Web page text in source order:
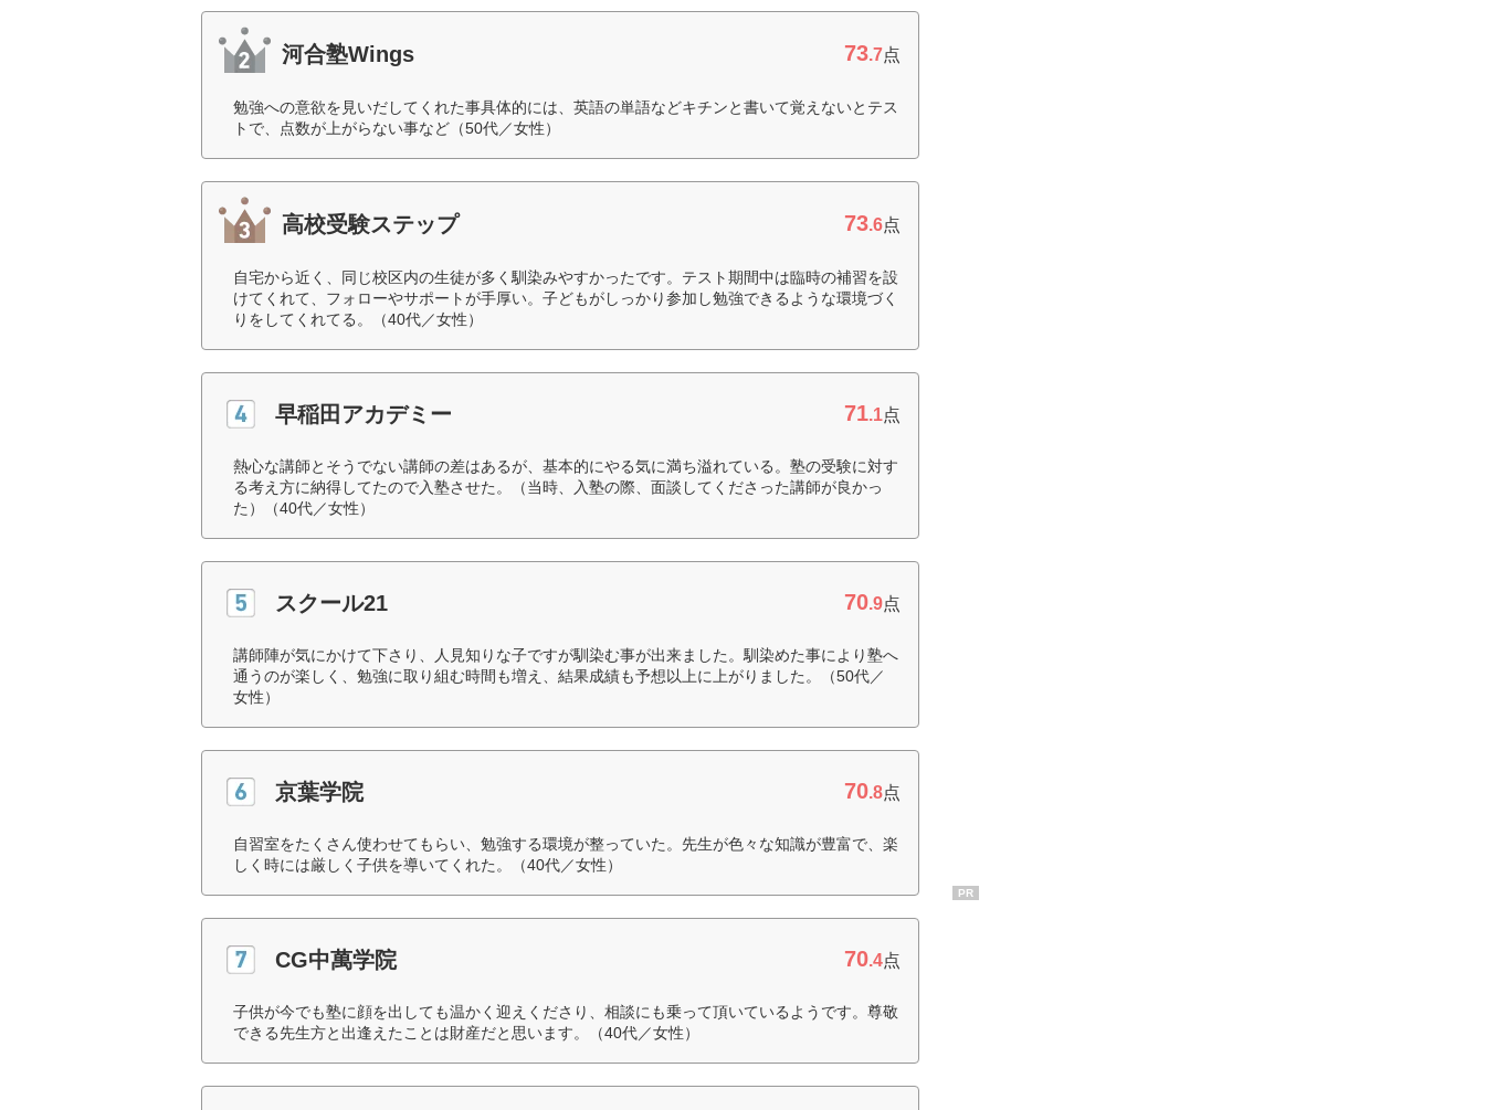
河合塾Wings 73.7点
勉強への意欲を見いだしてくれた事具体的には、英語の単語などキチンと書いて覚えないとテス
トで、点数が上がらない事など（50代／女性）
高校受験ステップ 73.6点
自宅から近く、同じ校区内の生徒が多く馴染みやすかったです。テスト期間中は臨時の補習を設
けてくれて、フォローやサポートが手厚い。子どもがしっかり参加し勉強できるような環境づく
りをしてくれてる。（40代／女性）
早稲田アカデミー 71.1点
熱心な講師とそうでない講師の差はあるが、基本的にやる気に満ち溢れている。塾の受験に対す
る考え方に納得してたので入塾させた。（当時、入塾の際、面談してくださった講師が良かっ
た）（40代／女性）
スクール21 70.9点
講師陣が気にかけて下さり、人見知りな子ですが馴染む事が出来ました。馴染めた事により塾へ
通うのが楽しく、勉強に取り組む時間も増え、結果成績も予想以上に上がりました。（50代／
女性）
京葉学院 70.8点
自習室をたくさん使わせてもらい、勉強する環境が整っていた。先生が色々な知識が豊富で、楽
しく時には厳しく子供を導いてくれた。（40代／女性）
CG中萬学院 70.4点
子供が今でも塾に顔を出しても温かく迎えくださり、相談にも乗って頂いているようです。尊敬
できる先生方と出逢えたことは財産だと思います。（40代／女性）
PR